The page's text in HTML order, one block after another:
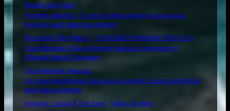
Poesie del mare
Progetto didattico: “Tu sei un intero oceano in una goccia.
Rompi le pareti della tua prigione”
Storia del San Marco
TOUR MEDITERRANEO VESPUCCI
Tour Mondiale di Nave Amerigo Vespucci: inaugurato il
Villaggio Italia di Singapore
Tour Mondiale Vespucci
Una vita straordinaria inizia con una scelta: Scuola Sottufficiali
della Marina Militare
Vangelis – Song Of The Seas
Video di mare